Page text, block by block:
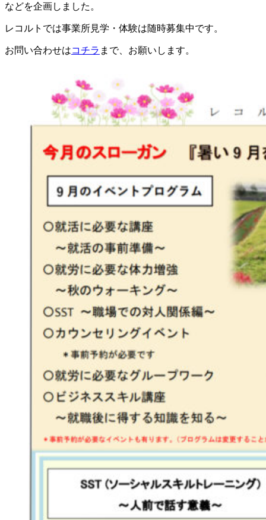
などを企画しました。
レコルトでは事業所見学・体験は随時募集中です。
お問い合わせはコチラ まで、お願いします。